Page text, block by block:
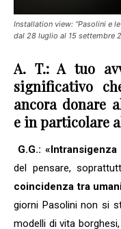
Installation view: “Pasolini e
dal 28 luglio al 15 settembre
A. T.: A tuo
significativo
ancora donare
e in particolare
G.G.:
del pensare,
coincidenza tra
giorni Pasolini non si
modelli di vita